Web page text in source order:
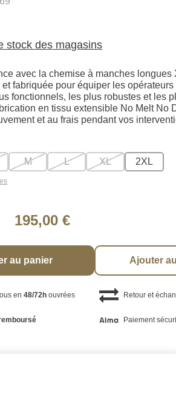
stock des magasins
avec la chemise à manches longues
fabriquée pour équiper les opérateurs
fonctionnels, les plus robustes et les
en tissu extensible No Melt No
et au frais pendant vos
M L XL 2XL
195,00 €
au panier Ajouter
en48/72h ouvrées Retour et
Paiement